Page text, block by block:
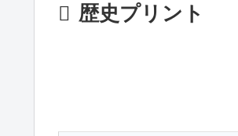
歴史プリント